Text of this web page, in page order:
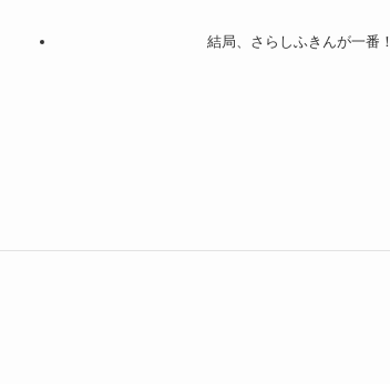
結局、さらしふきんが一番！